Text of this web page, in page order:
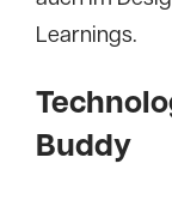
Learnings.
Buddy